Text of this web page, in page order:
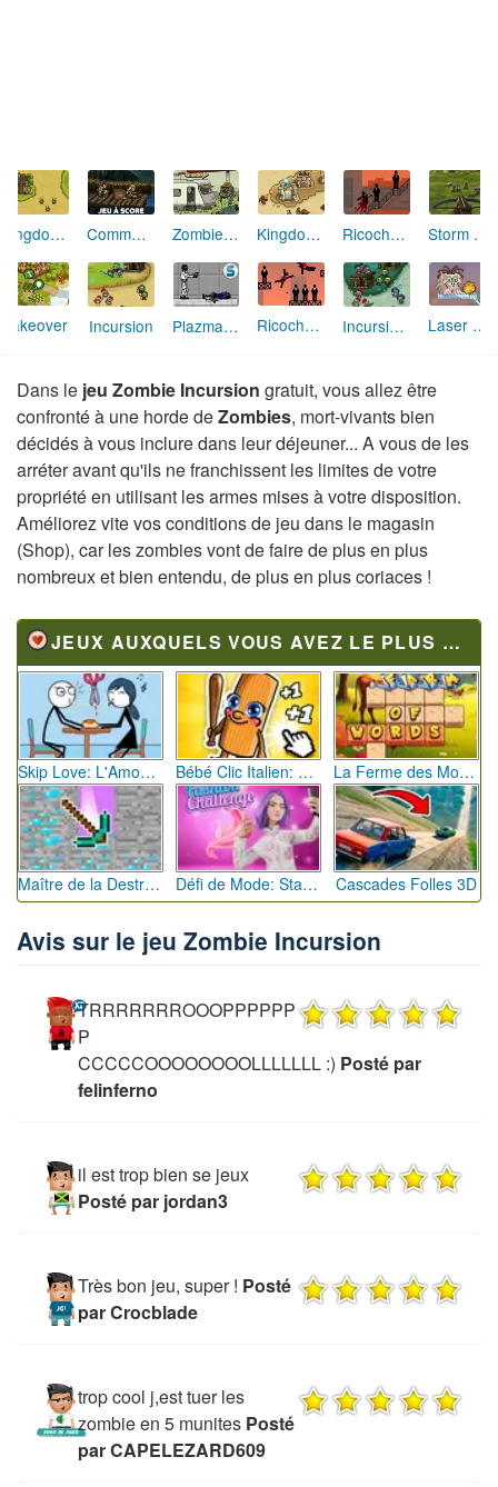
Kingdom Rush Commando 2 Zombie Trailer Park Kingdom Rush Frontiers Ricochet Kills 3 Storm Ops 3
Takeover Incursion Plazma Burst Ricochet Kills 2 Incursion 2 : the Artifact Laser Cannon 2
Dans le jeu Zombie Incursion gratuit, vous allez être
confronté à une horde deZombies, mort-vivants bien
décidés à vous inclure dans leur déjeuner... A vous de les
arréter avant qu'ils ne franchissent les limites de votre
propriété en utilisant les armes mises à votre disposition.
Améliorez vite vos conditions de jeu dans le magasin
(Shop), car les zombies vont de faire de plus en plus
nombreux et bien entendu, de plus en plus coriaces !
JEUX AUXQUELS VOUS AVEZ LE PLUS JOUÉ
Skip Love: L'Amour en Péril Bébé Clic Italien: La Folie des Petits Bambins La Ferme des Mots - Cultivez votre Vocabulaire
Maître de la Destruction: Fusion de Pioches Défi de Mode: Star du Podium Cascades Folles 3D
Avis sur le jeu Zombie Incursion
TRRRRRRROOOPPPPPP
P
CCCCCOOOOOOOOLLLLLLL :) Posté par
felinferno
il est trop bien se jeux
Posté par jordan3
Très bon jeu, super ! Posté
par Crocblade
trop cool j,est tuer les
zombie en 5 munites Posté
par CAPELEZARD609